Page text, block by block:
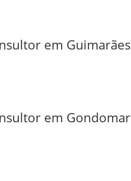
em Guimarães
em Gondomar